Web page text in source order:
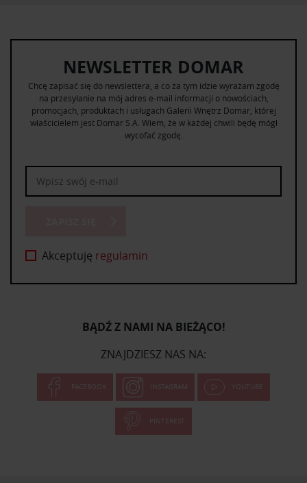
NEWSLETTER DOMAR
Chcę zapisać się do newslettera, a co za tym idzie wyrażam zgodę
na przesyłanie na mój adres e-mail informacji o nowościach,
promocjach, produktach i usługach Galerii Wnętrz Domar, której
właścicielem jest Domar S.A. Wiem, że w każdej chwili będę mógł
wycofać zgodę.
Akceptuję regulamin
BĄDŹ Z NAMI NA BIEŻĄCO!
ZNAJDZIESZ NAS NA:
FACEBOOK INSTAGRAM YOUTUBE
PINTEREST